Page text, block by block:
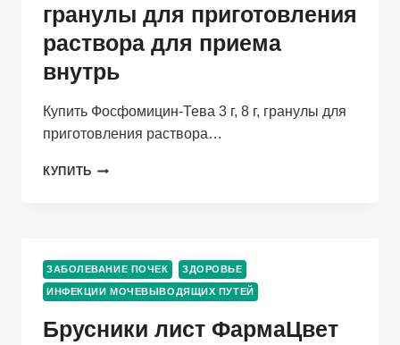
гранулы для приготовления
раствора для приема
внутрь
Купить Фосфомицин-Тева 3 г, 8 г, гранулы для
приготовления раствора…
КУПИТЬ ФОСФОМИЦИН-
Г,
ГРАНУЛЫ
ДЛЯ
РАСТВОРА
ЗАБОЛЕВАНИЕ ПОЧЕК ЗДОРОВЬЕ
ИНФЕКЦИИ МОЧЕВЫВОДЯЩИХ ПУТЕЙ
Брусники лист ФармаЦвет